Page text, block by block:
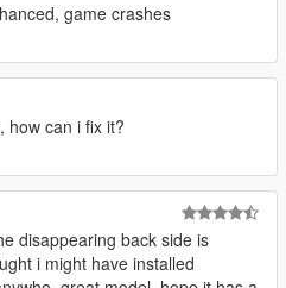
game crashes
how can i fix it?
disappearing back side is
i might have installed